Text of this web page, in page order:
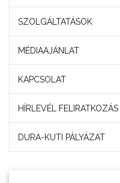
SZOLGÁLTATÁSOK
MÉDIAAJÁNLAT
KAPCSOLAT
HÍRLEVÉL FELIRATKOZÁS
DURA-KUTI PÁLYÁZAT